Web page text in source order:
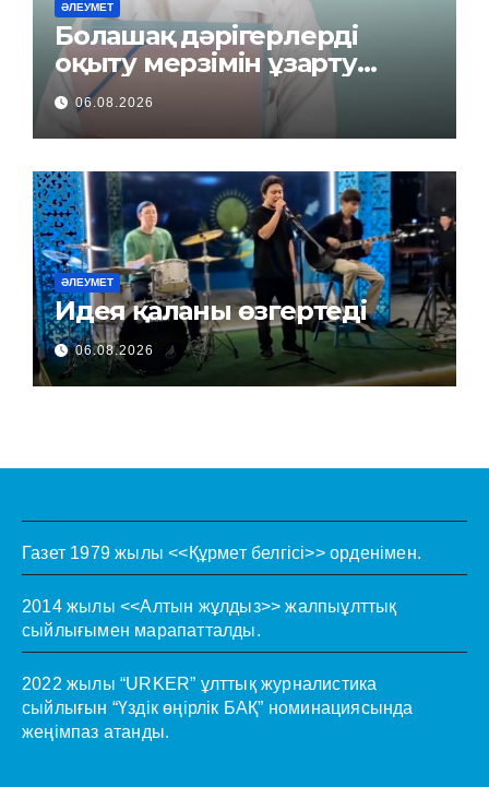
ӘЛЕУМЕТ
Болашақ дәрігерлерді
оқыту мерзімін ұзарту
керек пе?
06.08.2026
ӘЛЕУМЕТ
Идея қаланы өзгертеді
06.08.2026
Газет 1979 жылы <<Құрмет белгісі>> орденімен.
2014 жылы <<Алтын жұлдыз>> жалпыұлттық
сыйлығымен марапатталды.
2022 жылы “URKER” ұлттық журналистика
сыйлығын “Үздік өңірлік БАҚ” номинациясында
жеңімпаз атанды.